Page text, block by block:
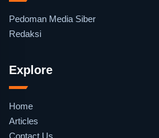
Pedoman Media Siber
Redaksi
Explore
Home
Articles
Contact Us